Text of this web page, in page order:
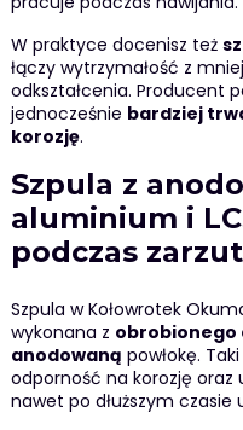
W praktyce docenisz też
łączy wytrzymałość z
odkształcenia. Producent
jednocześnie bardziej
korozję.
Szpula z
aluminium i
podczas
Szpula w Kołowrotek
wykonana z obrobionego
anodowaną powłokę.
odporność na korozję
nawet po dłuższym czasie